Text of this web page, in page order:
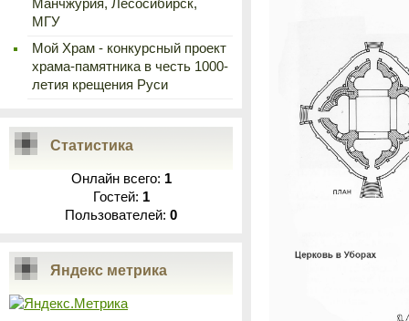
Манчжурия, Лесосибирск,
МГУ
Мой Храм - конкурсный проект
храма-памятника в честь 1000-
летия крещения Руси
Статистика
Онлайн всего: 1
Гостей: 1
Пользователей: 0
Яндекс метрика